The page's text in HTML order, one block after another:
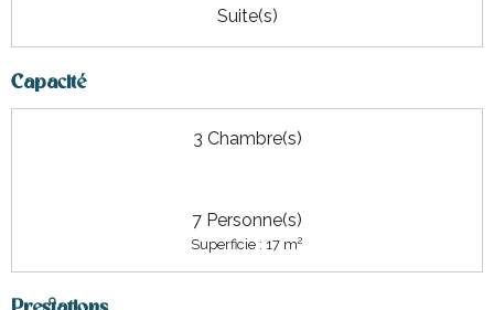
Suite(s)
Capacité
3 Chambre(s)
7 Personne(s)
Superficie : 17 m2